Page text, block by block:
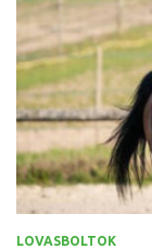
LOVASBOLTOK